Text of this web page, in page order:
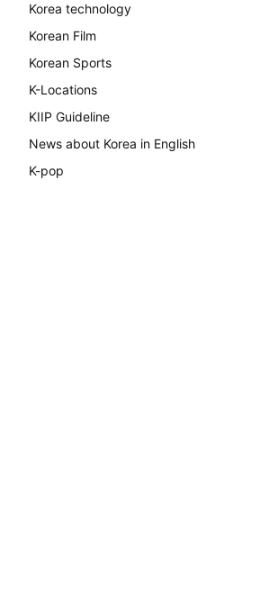
Korea technology
Korean Film
Korean Sports
K-Locations
KIIP Guideline
News about Korea in English
K-pop